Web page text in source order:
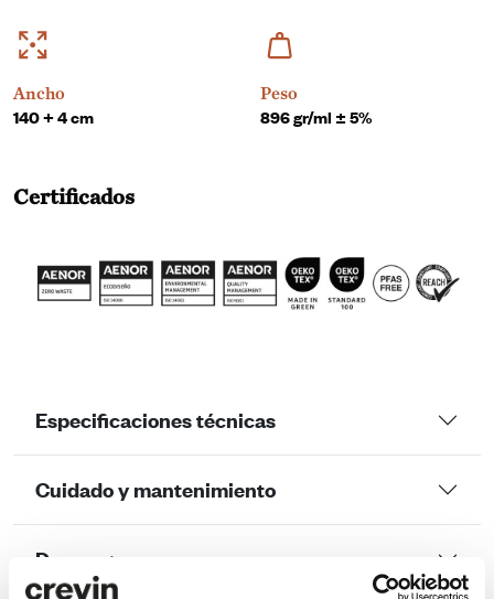
Ancho
140 + 4 cm
Peso
896 gr/ml ± 5%
Certificados
Especificaciones técnicas
Cuidado y mantenimiento
Descargas